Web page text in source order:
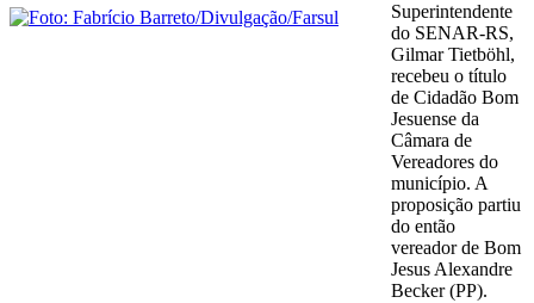
Superintendente
do SENAR-RS,
Gilmar Tietböhl,
recebeu o título
de Cidadão Bom
Jesuense da
Câmara de
Vereadores do
município. A
proposição partiu
do então
vereador de Bom
Jesus Alexandre
Becker (PP).